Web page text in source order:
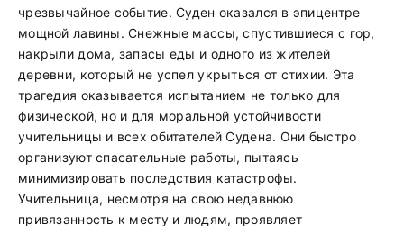
чрезвычайное событие. Суден оказался в эпицентре
мощной лавины. Снежные массы, спустившиеся с гор,
накрыли дома, запасы еды и одного из жителей
деревни, который не успел укрыться от стихии. Эта
трагедия оказывается испытанием не только для
физической, но и для моральной устойчивости
учительницы и всех обитателей Судена. Они быстро
организуют спасательные работы, пытаясь
минимизировать последствия катастрофы.
Учительница, несмотря на свою недавнюю
привязанность к месту и людям, проявляет